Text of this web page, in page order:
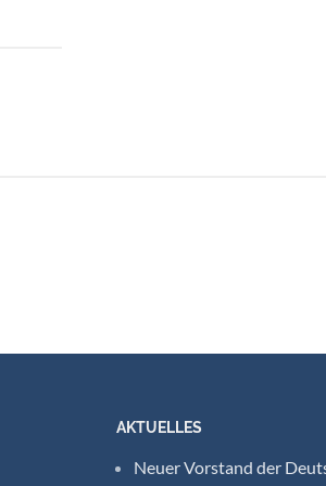
AKTUELLES
Neuer Vorstand der